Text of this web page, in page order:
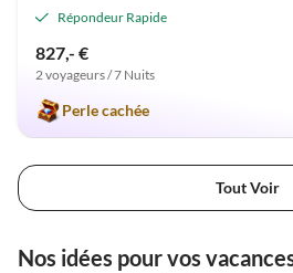
Répondeur Rapide
827,- €
2 voyageurs / 7 Nuits
Perle cachée
Tout Voir
Nos idées pour vos